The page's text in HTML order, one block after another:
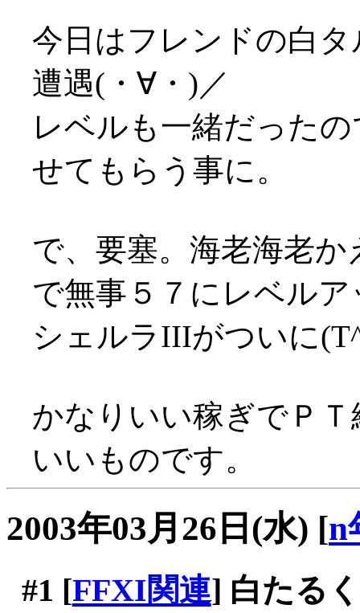
今日はフレンドの白
遭遇(・∀・)／
レベルも一緒だった
せてもらう事に。
で、要塞。海老海老
で無事５７にレベルア
シェルラIIIがついに
かなりいい稼ぎでＰ
いいものです。
2003年03月26日(水) [n
#1 [FFXI関連] 白たる